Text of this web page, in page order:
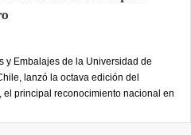
y Embalajes de la Universidad de
lanzó la octava edición del
el principal reconocimiento nacional en
el 22 de junio y el 25 de